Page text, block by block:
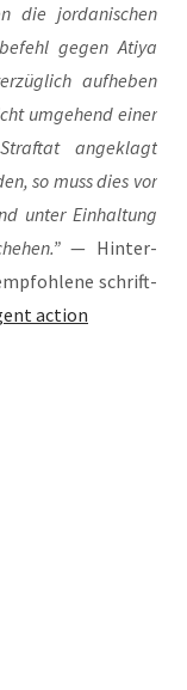
die jor­da­ni­schen
gegen Ati­ya
auf­he­ben
umge­hend einer
ange­klagt
so muss dies vor
unter Ein­hal­tung
— Hin­ter­
schrift­
action